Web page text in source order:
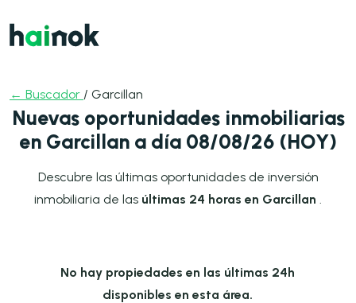
← Buscador / Garcillan
Nuevas oportunidades inmobiliarias
en Garcillan a día 08/08/26 (HOY)
Descubre las últimas oportunidades de inversión
inmobiliaria de las últimas 24 horas en Garcillan
No hay propiedades en las últimas 24h
disponibles en esta área.